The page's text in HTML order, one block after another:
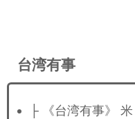
台湾有事
├ 《台湾有事》